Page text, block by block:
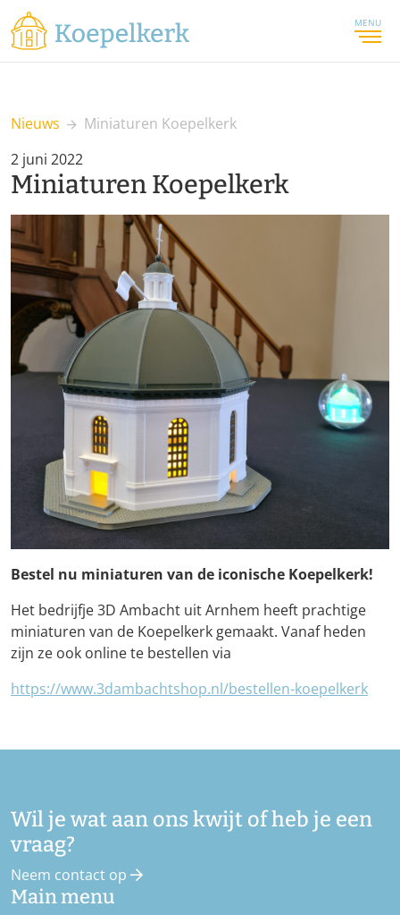
MENU
Nieuws
Miniaturen Koepelkerk
2 juni 2022
Miniaturen Koepelkerk
Bestel nu miniaturen van de iconische Koepelkerk!
Het bedrijfje 3D Ambacht uit Arnhem heeft prachtige
miniaturen van de Koepelkerk gemaakt. Vanaf heden
zijn ze ook online te bestellen via
https://www.3dambachtshop.nl/bestellen-koepelkerk
Wil je wat aan ons kwijt of heb je een
vraag?
Neem contact op
Main menu